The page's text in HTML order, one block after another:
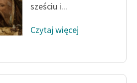
sześciu i...
Czytaj więcej